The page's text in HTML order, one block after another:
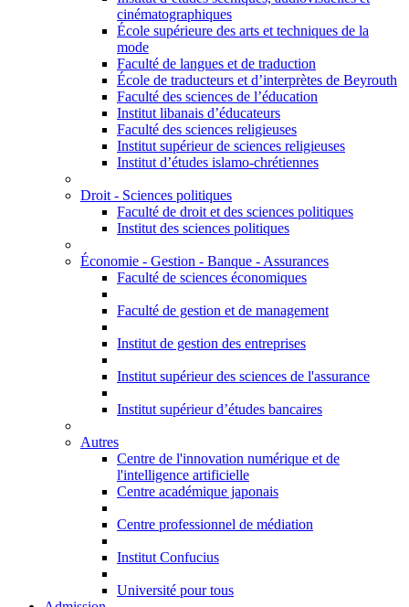
cinématographiques
École supérieure des arts et techniques de la
mode
Faculté de langues et de traduction
École de traducteurs et d’interprètes de Beyrouth
Faculté des sciences de l’éducation
Institut libanais d’éducateurs
Faculté des sciences religieuses
Institut supérieur de sciences religieuses
Institut d’études islamo-chrétiennes
Droit - Sciences politiques
Faculté de droit et des sciences politiques
Institut des sciences politiques
Économie - Gestion - Banque - Assurances
Faculté de sciences économiques
Faculté de gestion et de management
Institut de gestion des entreprises
Institut supérieur des sciences de l'assurance
Institut supérieur d’études bancaires
Autres
Centre de l'innovation numérique et de
l'intelligence artificielle
Centre académique japonais
Centre professionnel de médiation
Institut Confucius
Université pour tous